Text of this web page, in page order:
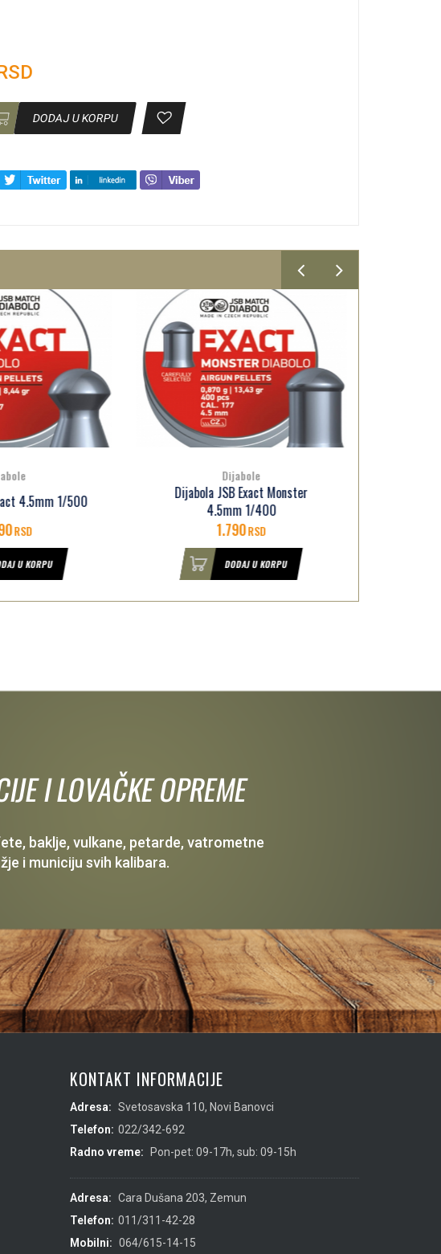
DODAJ U KORPU
Dijabole
Exact Monster
1/400
RSD
DODAJ U KORPU
Dijabole
Dijabola JSB Exact Beast 4.5mm
1/250
900RSD
DODAJ U KORPU
I LOVAČKE OPREME
baklje, vulkane, petarde, vatrometne
i municiju svih kalibara.
KONTAKT INFORMACIJE
Adresa: Svetosavska 110, Novi Banovci
Telefon: 022/342-692
Radno vreme:
Pon-pet: 09-17h, sub: 09-15h
Adresa: Cara Dušana 203, Zemun
Telefon: 011/311-42-28
Mobilni: 064/615-14-15